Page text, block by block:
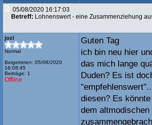
05/08/2020 16:17:03
Betreff: Lohnenswert - eine Zusammenziehung
jozi
Normal
Beigetreten: 05/08/2020
16:08:45
Beiträge: 1
Offline
Guten Tag
ich bin neu hier
das mich lange
Duden? Es ist
diesen? Es
dem